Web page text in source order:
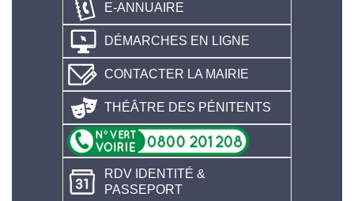
E-ANNUAIRE
DÉMARCHES EN LIGNE
CONTACTER LA MAIRIE
THÉÂTRE DES PÉNITENTS
RDV IDENTITÉ &
PASSEPORT